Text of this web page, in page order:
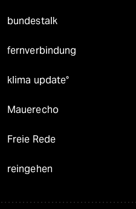
bundestalk
fernverbindung
klima update°
Mauerecho
Freie Rede
reingehen